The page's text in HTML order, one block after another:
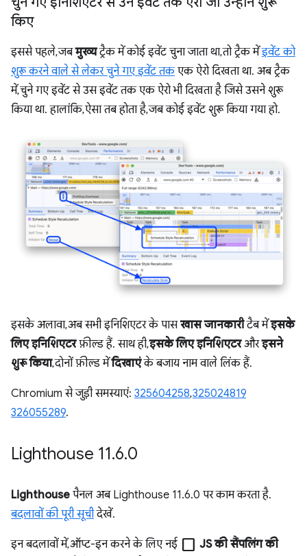
किए
इससे पहले, जबमुख्यट्रैक में कोई इवेंट चुना जाता था, तो ट्रैक मेंइवेंट को
शुरू करने वाले से लेकर चुने गए इवेंट तकएक ऐरो दिखता था. अब ट्रैक
में, चुने गए इवेंट से उस इवेंट तक एक ऐरो भी दिखता है जिसे उसने शुरू
किया था. हालांकि, ऐसा तब होता है, जब कोई इवेंट शुरू किया गया हो.
इसके अलावा, अब सभी इनिशिएटर के पासखास जानकारीटैब मेंइसके
लिए इनिशिएटरफ़ील्ड हैं. साथ ही,इसके लिए इनिशिएटरऔरइसने
शुरू किया, दोनों फ़ील्ड मेंदिखाएंके बजाय नाम वाले लिंक हैं.
Chromium से जुड़ी समस्याएं: 325604258,325024819
326055289.
Lighthouse 11.6.0
Lighthouse पैनल अब Lighthouse 11.6.0 पर काम करता है.
बदलावों की पूरी सूचीदेखें.
इन बदलावों में, ऑप्ट-इन करने के लिए नई check_box_outline_blank JS की सैंपलिंग की